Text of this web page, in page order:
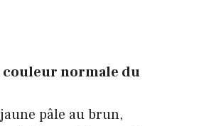
couleur normale du
pâle au brun,